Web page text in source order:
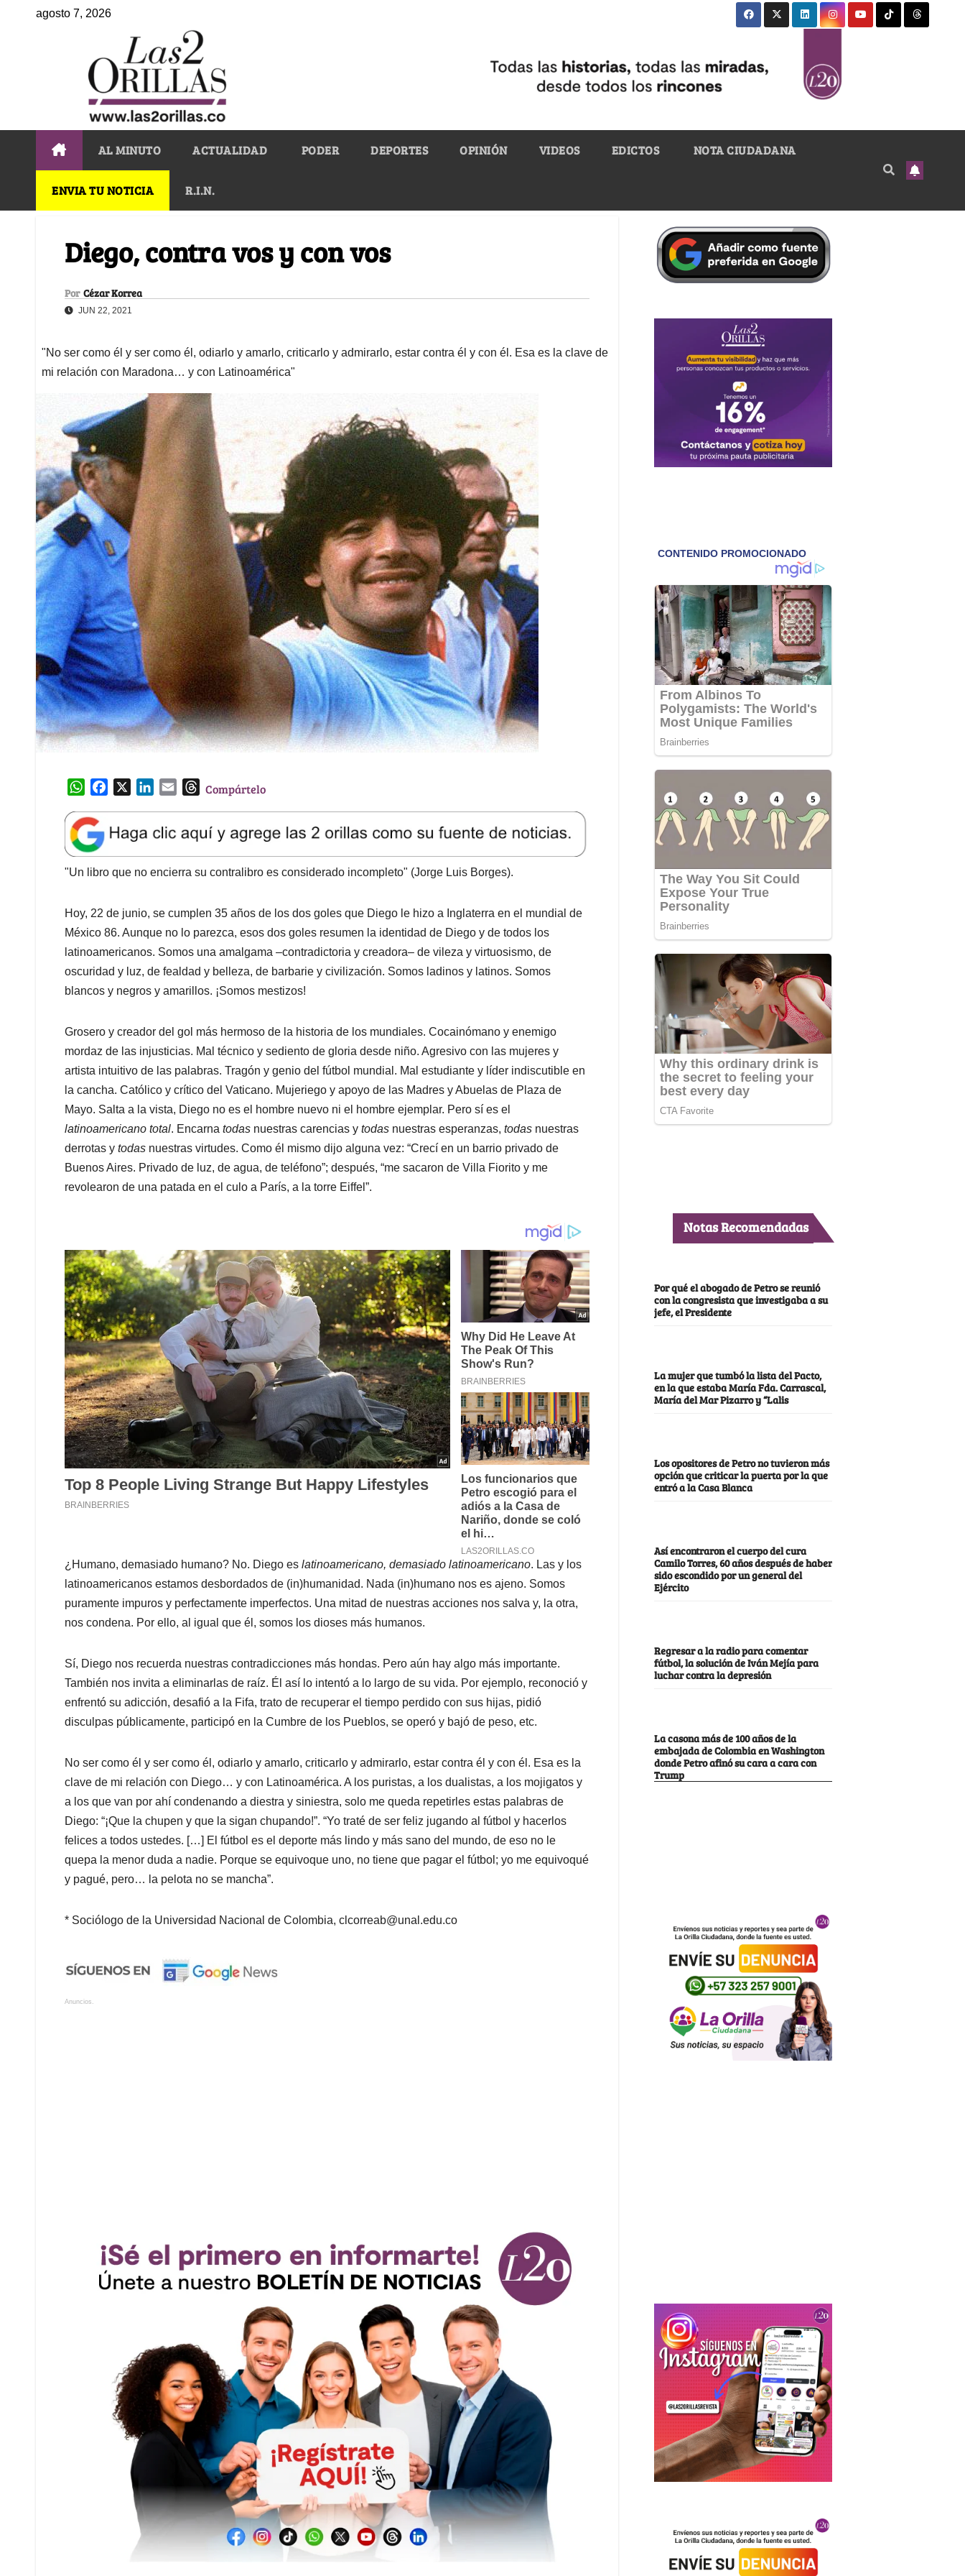
agosto 7, 2026
AL MINUTO ACTUALIDAD PODER DEPORTES OPINIÓN VIDEOS EDICTOS NOTA CIUDADANA
ENVIA TU NOTICIA R.I.N.
Diego, contra vos y con vos
Por Cézar Korrea
JUN 22, 2021
"No ser como él y ser como él, odiarlo y amarlo, criticarlo y admirarlo, estar contra él y con él. Esa es la clave de
mi relación con Maradona… y con Latinoamérica"
W
a
t
s
A
p
e
b
o
k
k
e
d
n
l
T
e
a
d
Compártelo
"Un libro que no encierra su contralibro es considerado incompleto" (Jorge Luis Borges).
Hoy, 22 de junio, se cumplen 35 años de los dos goles que Diego le hizo a Inglaterra en el mundial de
México 86. Aunque no lo parezca, esos dos goles resumen la identidad de Diego y de todos los
latinoamericanos. Somos una amalgama –contradictoria y creadora– de vileza y virtuosismo, de
oscuridad y luz, de fealdad y belleza, de barbarie y civilización. Somos ladinos y latinos. Somos
blancos y negros y amarillos. ¡Somos mestizos!
Grosero y creador del gol más hermoso de la historia de los mundiales. Cocainómano y enemigo
mordaz de las injusticias. Mal técnico y sediento de gloria desde niño. Agresivo con las mujeres y
artista intuitivo de las palabras. Tragón y genio del fútbol mundial. Mal estudiante y líder indiscutible en
la cancha. Católico y crítico del Vaticano. Mujeriego y apoyo de las Madres y Abuelas de Plaza de
Mayo. Salta a la vista, Diego no es el hombre nuevo ni el hombre ejemplar. Pero sí es el
latinoamericano total. Encarna todas nuestras carencias y todas nuestras esperanzas, todas nuestras
derrotas y todas nuestras virtudes. Como él mismo dijo alguna vez: “Crecí en un barrio privado de
Buenos Aires. Privado de luz, de agua, de teléfono”; después, “me sacaron de Villa Fiorito y me
revolearon de una patada en el culo a París, a la torre Eiffel”.
¿Humano, demasiado humano? No. Diego es latinoamericano, demasiado latinoamericano. Las y los
latinoamericanos estamos desbordados de (in)humanidad. Nada (in)humano nos es ajeno. Somos
puramente impuros y perfectamente imperfectos. Una mitad de nuestras acciones nos salva y, la otra,
nos condena. Por ello, al igual que él, somos los dioses más humanos.
Sí, Diego nos recuerda nuestras contradicciones más hondas. Pero aún hay algo más importante.
También nos invita a eliminarlas de raíz. Él así lo intentó a lo largo de su vida. Por ejemplo, reconoció y
enfrentó su adicción, desafió a la Fifa, trato de recuperar el tiempo perdido con sus hijas, pidió
disculpas públicamente, participó en la Cumbre de los Pueblos, se operó y bajó de peso, etc.
No ser como él y ser como él, odiarlo y amarlo, criticarlo y admirarlo, estar contra él y con él. Esa es la
clave de mi relación con Diego… y con Latinoamérica. A los puristas, a los dualistas, a los mojigatos y
a los que van por ahí condenando a diestra y siniestra, solo me queda repetirles estas palabras de
Diego: “¡Que la chupen y que la sigan chupando!”. “Yo traté de ser feliz jugando al fútbol y hacerlos
felices a todos ustedes. […] El fútbol es el deporte más lindo y más sano del mundo, de eso no le
quepa la menor duda a nadie. Porque se equivoque uno, no tiene que pagar el fútbol; yo me equivoqué
y pagué, pero… la pelota no se mancha”.
* Sociólogo de la Universidad Nacional de Colombia, clcorreab@unal.edu.co
Anuncios.
Notas Recomendadas
Por qué el abogado de Petro se reunió
con la congresista que investigaba a su
jefe, el Presidente
La mujer que tumbó la lista del Pacto,
en la que estaba María Fda. Carrascal,
María del Mar Pizarro y “Lalis
Los opositores de Petro no tuvieron más
opción que criticar la puerta por la que
entró a la Casa Blanca
Así encontraron el cuerpo del cura
Camilo Torres, 60 años después de haber
sido escondido por un general del
Ejército
Regresar a la radio para comentar
fútbol, la solución de Iván Mejía para
luchar contra la depresión
La casona más de 100 años de la
embajada de Colombia en Washington
donde Petro afinó su cara a cara con
Trump